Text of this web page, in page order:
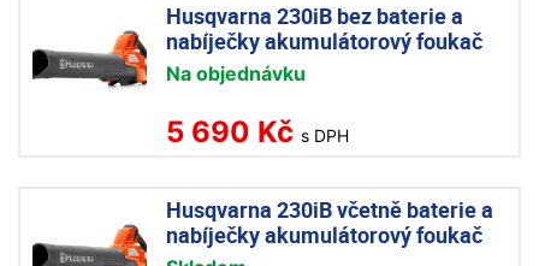
Husqvarna 230iB bez baterie a
nabíječky akumulátorový foukač
Na objednávku
5 690 Kč s DPH
Husqvarna 230iB včetně baterie a
nabíječky akumulátorový foukač